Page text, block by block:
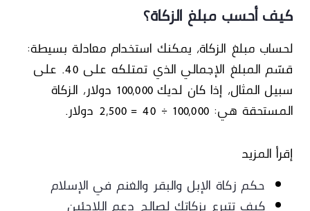
كيف أحسب مبلغ الزكاة؟
لحساب مبلغ الزكاة، يمكنك استخدام معادلة بسيطة:
قسّم المبلغ الإجمالي الذي تمتلكه على 40. على
سبيل المثال، إذا كان لديك 100,000 دولار، الزكاة
المستحقة هي: 100,000 ÷ 40 = 2,500 دولار.
إقرأ المزيد
حكم زكاة الإبل والبقر والغنم في الإسلام
كيف تتبرع بزكاتك لصالح دعم اللاجئين